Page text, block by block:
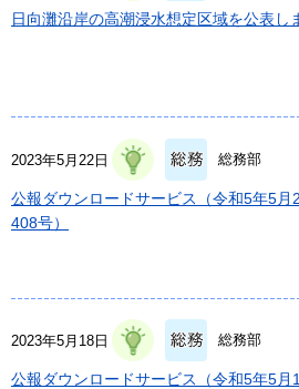
日向灘沿岸の高潮浸水想定区域を公表し
2023年5月22日 総務部
公報ダウンロードサービス（令和5年5月
408号）
2023年5月18日 総務部
公報ダウンロードサービス（令和5年5月